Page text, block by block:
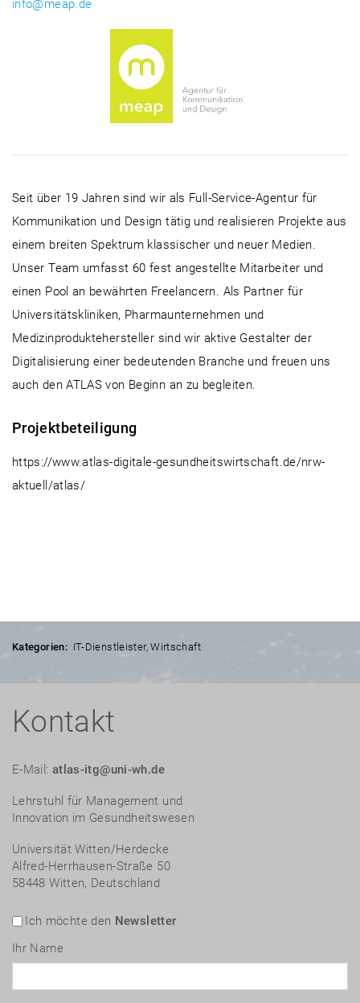
info@meap.de
Seit über 19 Jahren sind wir als Full-Service-Agentur für
Kommunikation und Design tätig und realisieren Projekte aus
einem breiten Spektrum klassischer und neuer Medien.
Unser Team umfasst 60 fest angestellte Mitarbeiter und
einen Pool an bewährten Freelancern. Als Partner für
Universitätskliniken, Pharmaunternehmen und
Medizinproduktehersteller sind wir aktive Gestalter der
Digitalisierung einer bedeutenden Branche und freuen uns
auch den ATLAS von Beginn an zu begleiten.
Projektbeteiligung
https://www.atlas-digitale-gesundheitswirtschaft.de/nrw-
aktuell/atlas/
Kategorien: IT-Dienstleister,Wirtschaft
Kontakt
E-Mail: atlas-itg@uni-wh.de
Lehrstuhl für Management und
Innovation im Gesundheitswesen
Universität Witten/Herdecke
Alfred-Herrhausen-Straße 50
58448 Witten, Deutschland
Ich möchte den Newsletter
Ihr Name